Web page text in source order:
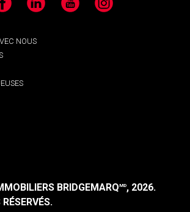
LinkedIn YouTube Instagram
NOUS
BRIDGEMARQMD, 2026.